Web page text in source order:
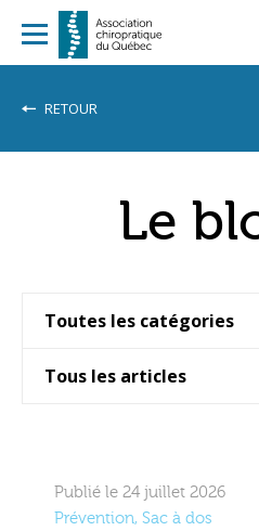
RETOUR
Le
Publié le 24 juillet 2026
Prévention, Sac à dos